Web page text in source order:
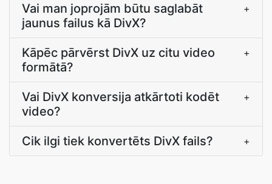
Vai man joprojām būtu saglabāt
jaunus failus kā DivX?
+
Kāpēc pārvērst DivX uz citu video
formātā?
+
Vai DivX konversija atkārtoti kodēt
video?
+
Cik ilgi tiek konvertēts DivX fails? +